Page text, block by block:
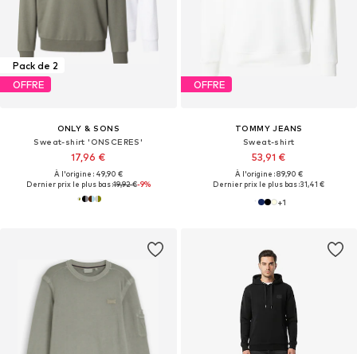
Pack de 2
OFFRE
ONLY & SONS
Sweat-shirt 'ONSCERES'
17,96 €
À l'origine : 49,90 €
Dernier prix le plus bas :19,92 €-9%
OFFRE
TOMMY JEANS
Sweat-shirt
53,91 €
À l'origine : 89,90 €
Dernier prix le plus bas :31,41 €
+1